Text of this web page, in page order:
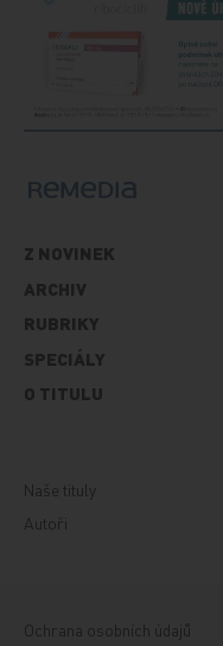
Z NOVINEK
ARCHIV
RUBRIKY
SPECIÁLY
O TITULU
Naše tituly
Autoři
Ochrana osobních údajů